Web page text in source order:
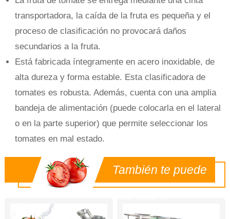
transportadora, la caída de la fruta es pequeña y el
proceso de clasificación no provocará daños
secundarios a la fruta.
Está fabricada íntegramente en acero inoxidable, de
alta dureza y forma estable. Esta clasificadora de
tomates es robusta. Además, cuenta con una amplia
bandeja de alimentación (puede colocarla en el lateral
o en la parte superior) que permite seleccionar los
tomates en mal estado.
También te puede